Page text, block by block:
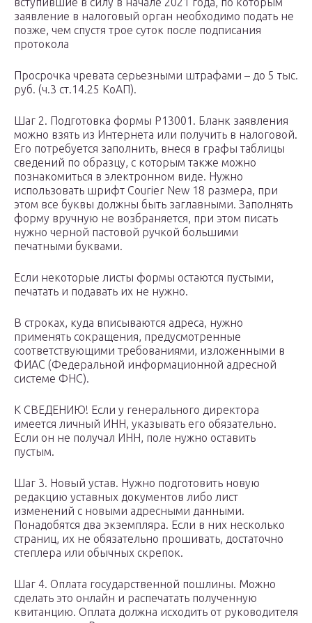
заявление в налоговый орган необходимо подать не
позже, чем спустя трое суток после подписания
протокола
Просрочка чревата серьезными штрафами – до 5 тыс.
руб. (ч.3 ст.14.25 КоАП).
Шаг 2. Подготовка формы Р13001. Бланк заявления
можно взять из Интернета или получить в налоговой.
Его потребуется заполнить, внеся в графы таблицы
сведений по образцу, с которым также можно
познакомиться в электронном виде. Нужно
использовать шрифт Courier New 18 размера, при
этом все буквы должны быть заглавными. Заполнять
форму вручную не возбраняется, при этом писать
нужно черной пастовой ручкой большими
печатными буквами.
Если некоторые листы формы остаются пустыми,
печатать и подавать их не нужно.
В строках, куда вписываются адреса, нужно
применять сокращения, предусмотренные
соответствующими требованиями, изложенными в
ФИАС (Федеральной информационной адресной
системе ФНС).
К СВЕДЕНИЮ! Если у генерального директора
имеется личный ИНН, указывать его обязательно.
Если он не получал ИНН, поле нужно оставить
пустым.
Шаг 3. Новый устав. Нужно подготовить новую
редакцию уставных документов либо лист
изменений с новыми адресными данными.
Понадобятся два экземпляра. Если в них несколько
страниц, их не обязательно прошивать, достаточно
степлера или обычных скрепок.
Шаг 4. Оплата государственной пошлины. Можно
сделать это онлайн и распечатать полученную
квитанцию. Оплата должна исходить от руководителя